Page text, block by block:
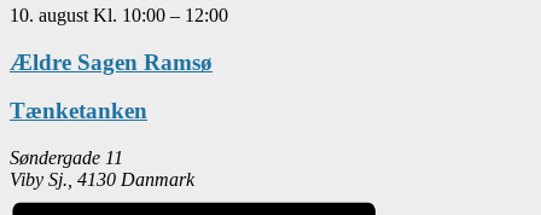
10. august Kl. 10:00 – 12:00
Ældre Sagen Ramsø
Tænketanken
Søndergade 11
Viby Sj. 4130 Danmark